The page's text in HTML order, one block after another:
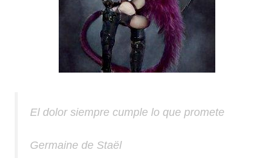
El dolor siempre cumple lo que promete
Germaine de Staël